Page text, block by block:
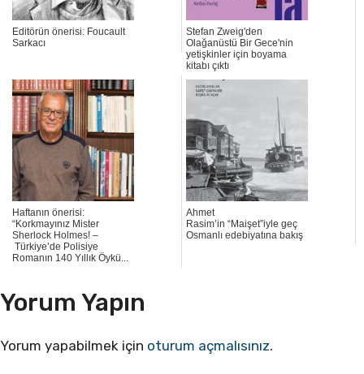
Editörün önerisi: Foucault
Sarkacı
Stefan Zweig'den
Olağanüstü Bir Gece'nin
yetişkinler için boyama
kitabı çıktı
Haftanın önerisi:
“Korkmayınız Mister
Sherlock Holmes! –
Türkiye’de Polisiye
Romanın 140 Yıllık Öykü...
Ahmet
Rasim’in “Maişet”iyle geç
Osmanlı edebiyatına bakış
Yorum Yapın
Yorum yapabilmek için oturum açmalısınız.